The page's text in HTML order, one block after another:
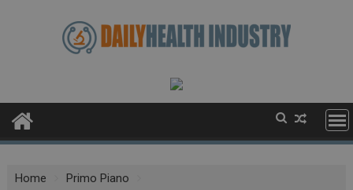
Home
Primo Piano